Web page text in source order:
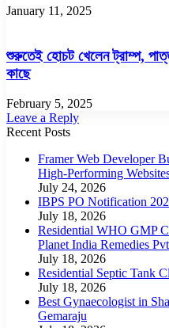
January 11, 2025
শুরুতেই হোচট খেলেন ট্রাম্প,
কাছে
February 5, 2025
Leave a Reply
Recent Posts
Framer Web Developer
High-Performing
July 24, 2026
IBPS PO Notification
July 18, 2026
Residential WHO GMP
Planet India Remedies
July 18, 2026
Residential Septic Tank
July 18, 2026
Best Gynaecologist in
Gemaraju